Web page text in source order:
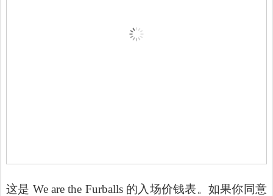
这是 We are the Furballs 的入场价钱表。如果你同意